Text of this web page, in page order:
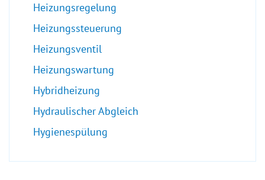
Heizungsregelung
Heizungssteuerung
Heizungsventil
Heizungswartung
Hybridheizung
Hydraulischer Abgleich
Hygienespülung